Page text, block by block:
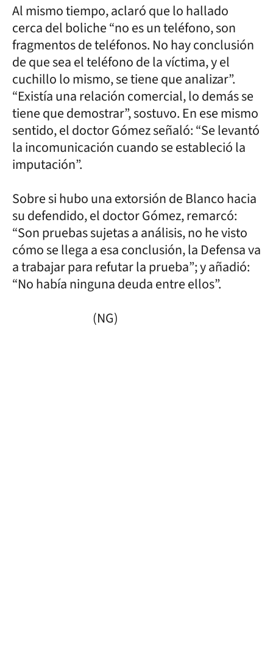
Al mismo tiempo, aclaró que lo hallado
cerca del boliche “no es un teléfono, son
fragmentos de teléfonos. No hay conclusión
de que sea el teléfono de la víctima, y el
cuchillo lo mismo, se tiene que analizar”.
“Existía una relación comercial, lo demás se
tiene que demostrar”, sostuvo. En ese mismo
sentido, el doctor Gómez señaló: “Se levantó
la incomunicación cuando se estableció la
imputación”.
Sobre si hubo una extorsión de Blanco hacia
su defendido, el doctor Gómez, remarcó:
“Son pruebas sujetas a análisis, no he visto
cómo se llega a esa conclusión, la Defensa va
a trabajar para refutar la prueba”; y añadió:
“No había ninguna deuda entre ellos”.
(NG)